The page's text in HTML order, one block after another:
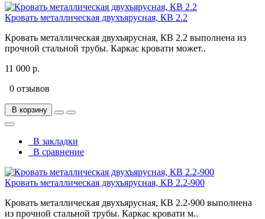
Кровать металлическая двухъярусная, КВ 2.2
Кровать металлическая двухъярусная, КВ 2.2 выполнена из
прочной стальной трубы. Каркас кровати может..
11 000 р.
0 отзывов
В корзину
В закладки
В сравнение
Кровать металлическая двухъярусная, КВ 2.2-900
Кровать металлическая двухъярусная, КВ 2.2-900 выполнена
из прочной стальной трубы. Каркас кровати м..